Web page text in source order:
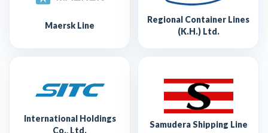
Maersk Line
Regional Container Lines
(K.H.) Ltd.
International Holdings
Co., Ltd.
Samudera Shipping Line